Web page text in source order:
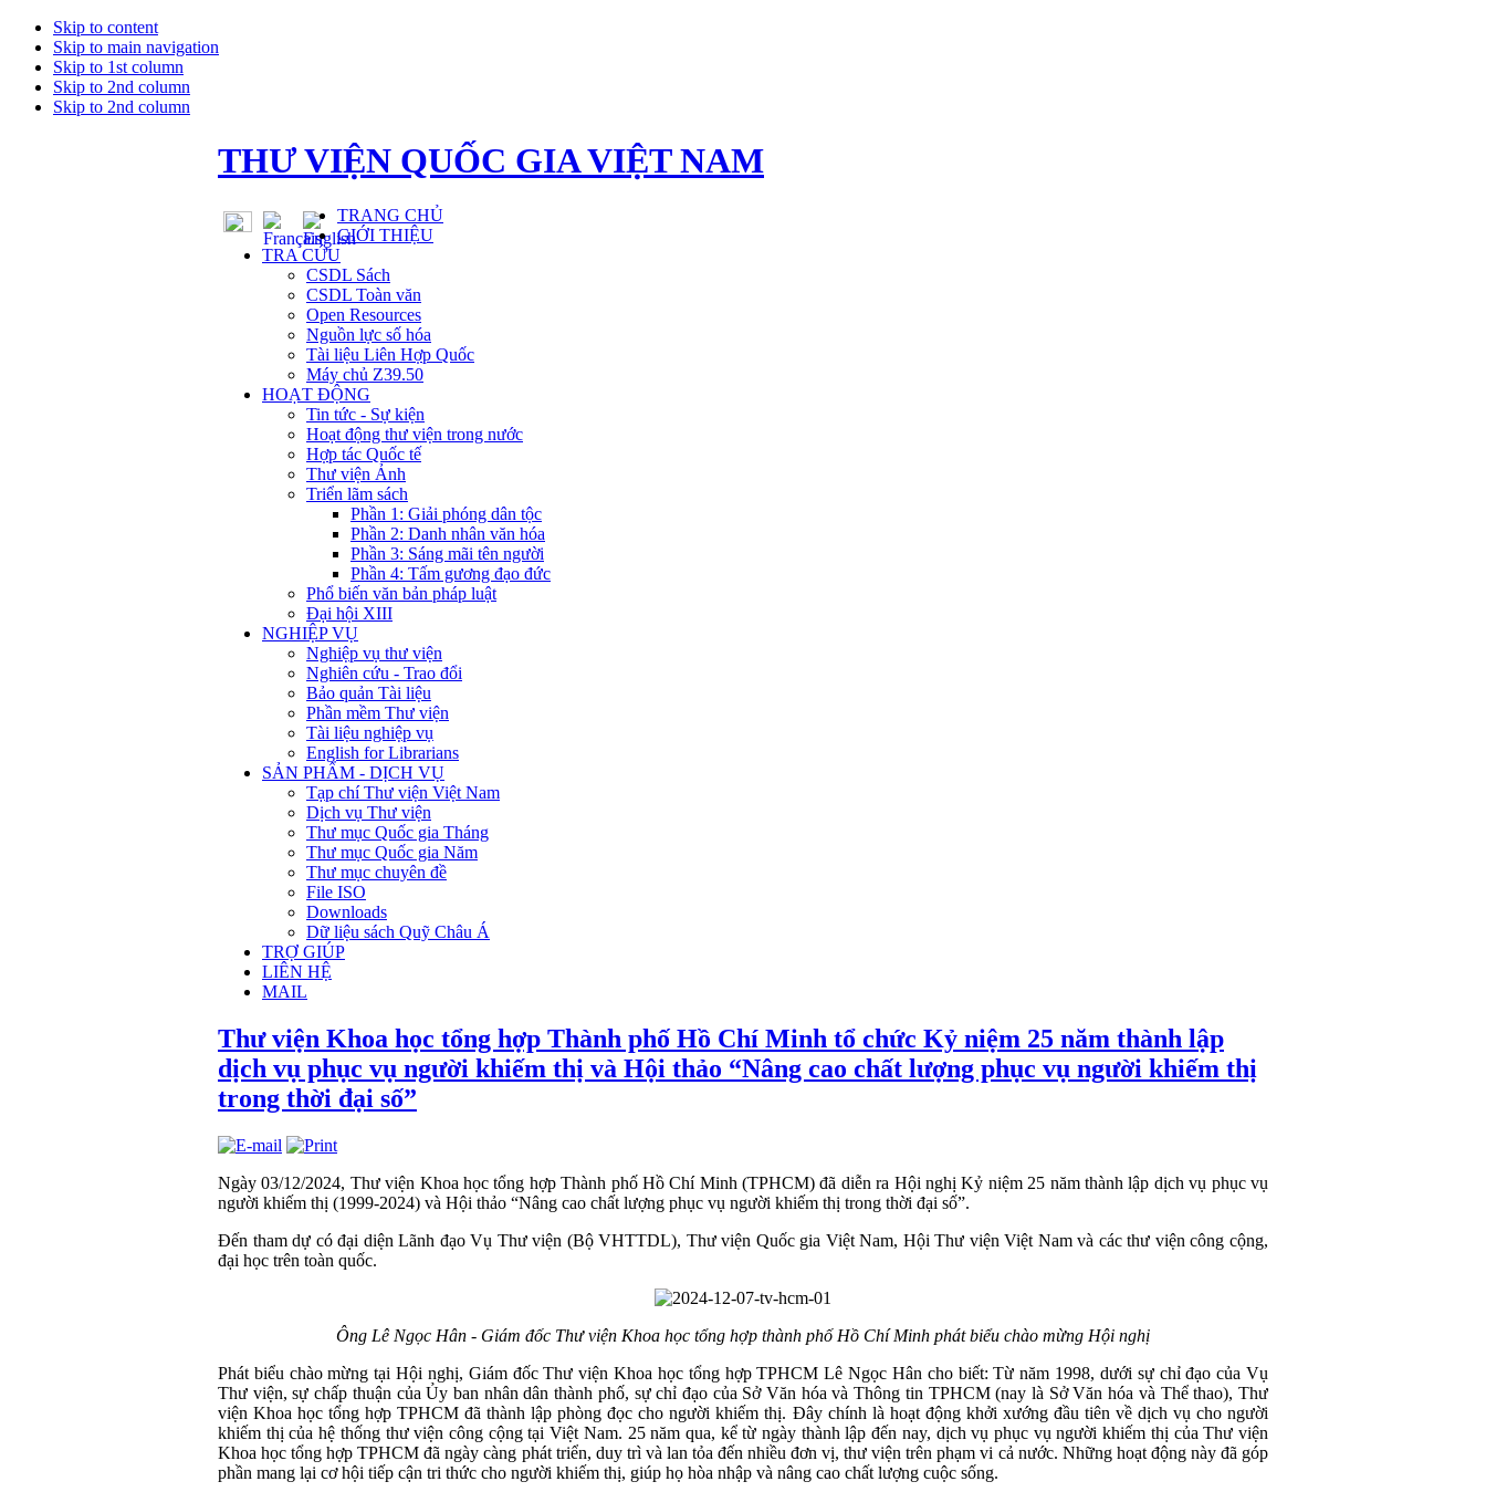
Skip to content
Skip to main navigation
Skip to 1st column
Skip to 2nd column
Skip to 2nd column
THƯ VIỆN QUỐC GIA VIỆT NAM
TRANG CHỦ
GIỚI THIỆU
TRA CỨU
CSDL Sách
CSDL Toàn văn
Open Resources
Nguồn lực số hóa
Tài liệu Liên Hợp Quốc
Máy chủ Z39.50
HOẠT ĐỘNG
Tin tức - Sự kiện
Hoạt động thư viện trong nước
Hợp tác Quốc tế
Thư viện Ảnh
Triển lãm sách
Phần 1: Giải phóng dân tộc
Phần 2: Danh nhân văn hóa
Phần 3: Sáng mãi tên người
Phần 4: Tấm gương đạo đức
Phổ biến văn bản pháp luật
Đại hội XIII
NGHIỆP VỤ
Nghiệp vụ thư viện
Nghiên cứu - Trao đổi
Bảo quản Tài liệu
Phần mềm Thư viện
Tài liệu nghiệp vụ
English for Librarians
SẢN PHẨM - DỊCH VỤ
Tạp chí Thư viện Việt Nam
Dịch vụ Thư viện
Thư mục Quốc gia Tháng
Thư mục Quốc gia Năm
Thư mục chuyên đề
File ISO
Downloads
Dữ liệu sách Quỹ Châu Á
TRỢ GIÚP
LIÊN HỆ
MAIL
Thư viện Khoa học tổng hợp Thành phố Hồ Chí Minh tổ chức Kỷ niệm 25 năm thành lập
dịch vụ phục vụ người khiếm thị và Hội thảo “Nâng cao chất lượng phục vụ người khiếm thị
trong thời đại số”
Ngày 03/12/2024, Thư viện Khoa học tổng hợp Thành phố Hồ Chí Minh (TPHCM) đã diễn ra Hội nghị Kỷ niệm 25 năm thành lập dịch vụ phục vụ
người khiếm thị (1999-2024) và Hội thảo “Nâng cao chất lượng phục vụ người khiếm thị trong thời đại số”.
Đến tham dự có đại diện Lãnh đạo Vụ Thư viện (Bộ VHTTDL), Thư viện Quốc gia Việt Nam, Hội Thư viện Việt Nam và các thư viện công cộng,
đại học trên toàn quốc.
Ông Lê Ngọc Hân - Giám đốc Thư viện Khoa học tổng hợp thành phố Hồ Chí Minh phát biểu chào mừng Hội nghị
Phát biểu chào mừng tại Hội nghị, Giám đốc Thư viện Khoa học tổng hợp TPHCM Lê Ngọc Hân cho biết: Từ năm 1998, dưới sự chỉ đạo của Vụ
Thư viện, sự chấp thuận của Ủy ban nhân dân thành phố, sự chỉ đạo của Sở Văn hóa và Thông tin TPHCM (nay là Sở Văn hóa và Thể thao), Thư
viện Khoa học tổng hợp TPHCM đã thành lập phòng đọc cho người khiếm thị. Đây chính là hoạt động khởi xướng đầu tiên về dịch vụ cho người
khiếm thị của hệ thống thư viện công cộng tại Việt Nam. 25 năm qua, kể từ ngày thành lập đến nay, dịch vụ phục vụ người khiếm thị của Thư viện
Khoa học tổng hợp TPHCM đã ngày càng phát triển, duy trì và lan tỏa đến nhiều đơn vị, thư viện trên phạm vi cả nước. Những hoạt động này đã góp
phần mang lại cơ hội tiếp cận tri thức cho người khiếm thị, giúp họ hòa nhập và nâng cao chất lượng cuộc sống.